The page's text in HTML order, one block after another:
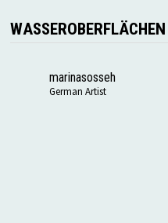
WASSEROBERFLÄCHEN
marinasosseh
German Artist